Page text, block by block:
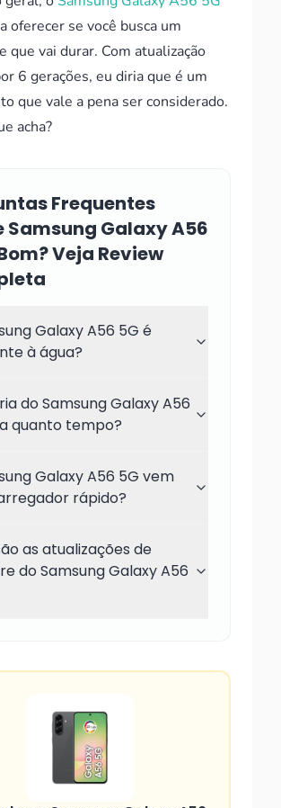
oferecer se você busca um
que vai durar. Com atualização
6 gerações, eu diria que é um
que vale a pena ser considerado.
acha?
Frequentes
Samsung Galaxy A56
Veja Review
Galaxy A56 5G é
à água?
do Samsung Galaxy A56
quanto tempo?
Galaxy A56 5G vem
rápido?
as atualizações de
do Samsung Galaxy A56